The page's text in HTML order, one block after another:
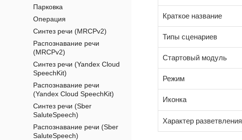
Парковка
Операция
Синтез речи (MRCPv2)
Распознавание речи
(MRCPv2)
Синтез речи (Yandex Cloud
SpeechKit)
Распознавание речи
(Yandex Cloud SpeechKit)
Синтез речи (Sber
SaluteSpeech)
Распознавание речи (Sber
SaluteSpeech)
Краткое название
Типы сценариев
Стартовый модуль
Режим
Иконка
Характер разветвления